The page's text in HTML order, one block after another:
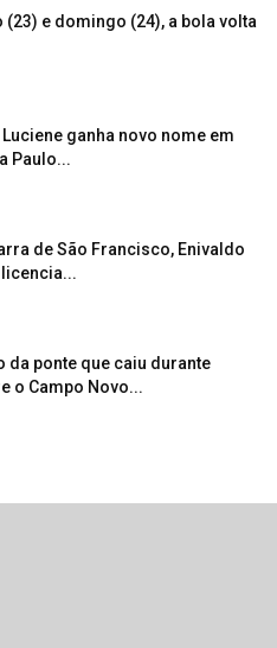
(23) e domingo (24), a bola volta
ganha novo nome em
Paulo...
de São Francisco, Enivaldo
da ponte que caiu durante
o Campo Novo...